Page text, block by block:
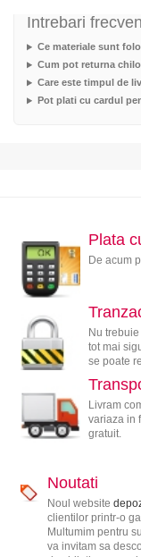
Intrebari
Ce materiale sunt
Cum pot returna
Care este timpul de
Pot plati cu cardul
Plata
De acum
Nu
tot mai
se poate
Livram
variaza in
gratuit.
Noutati
Noul website
clientilor printr-o
Multumim pentru
va invitam sa